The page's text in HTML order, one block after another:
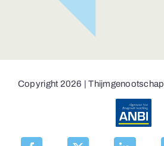
Copyright 2026 | Thijmgenootschap